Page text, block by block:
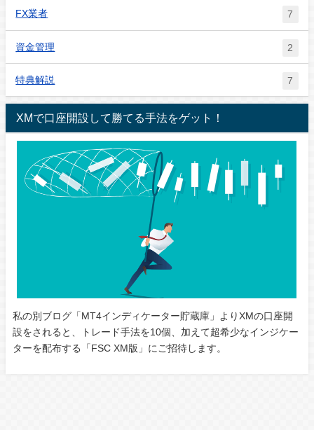
FX業者 7
資金管理 2
特典解説 7
XMで口座開設して勝てる手法をゲット！
私の別ブログ「MT4インディケーター貯蔵庫」よりXMの口座開
設をされると、トレード手法を10個、加えて超希少なインジケー
ターを配布する「FSC XM版」にご招待します。